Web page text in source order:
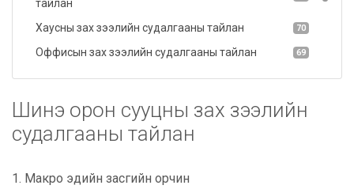
тайлан
Хаусны зах зээлийн судалгааны тайлан 70
Оффисын зах зээлийн судалгааны тайлан 69
Худалдаа үйлчилгээний зах зээлийн судалгааны
Орон сууцны хоёрдогч зах зээлийн судалгааны
тайлан
Шинэ орон сууцны зах зээлийн
судалгааны тайлан
1. Макро эдийн засгийн орчин